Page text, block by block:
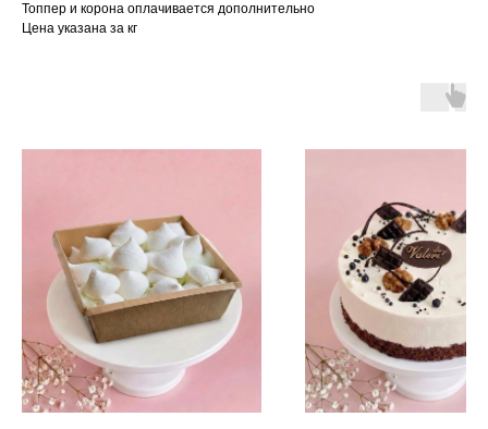
Топпер и корона оплачивается дополнительно
Цена указана за кг